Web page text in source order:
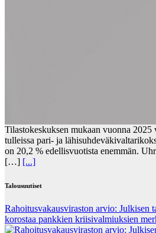
Tilastokeskuksen mukaan vuonna 2025
tulleissa pari- ja
on 20,2 % edellisvuotista enemmän.
[…] [...]
Talousuutiset
Rahoitusvakausviraston arvio: Julkisen
korostaa pankkien kriisivalmiuksien